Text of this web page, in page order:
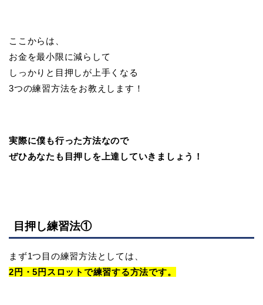
ここからは、
お金を最小限に減らして
しっかりと目押しが上手くなる
3つの練習方法をお教えします！
実際に僕も行った方法なので
ぜひあなたも目押しを上達していきましょう！
目押し練習法①
まず1つ目の練習方法としては、
2円・5円スロットで練習する方法です。